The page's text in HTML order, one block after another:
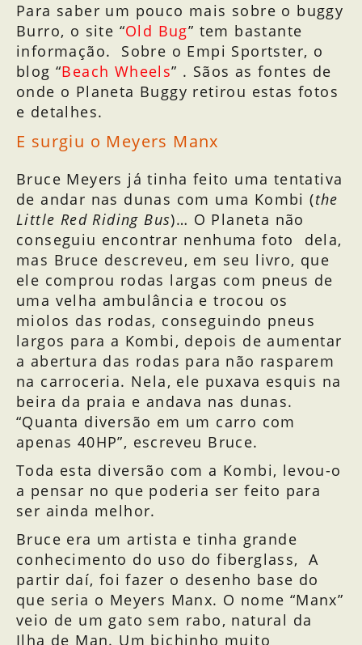
Para saber um pouco mais sobre o buggy
Burro, o site “Old Bug” tem bastante
informação. Sobre o Empi Sportster, o
blog “Beach Wheels” . Sãos as fontes de
onde o Planeta Buggy retirou estas fotos
e detalhes.
E surgiu o Meyers Manx
Bruce Meyers já tinha feito uma tentativa
de andar nas dunas com uma Kombi (the
Little Red Riding Bus)… O Planeta não
conseguiu encontrar nenhuma foto dela,
mas Bruce descreveu, em seu livro, que
ele comprou rodas largas com pneus de
uma velha ambulância e trocou os
miolos das rodas, conseguindo pneus
largos para a Kombi, depois de aumentar
a abertura das rodas para não rasparem
na carroceria. Nela, ele puxava esquis na
beira da praia e andava nas dunas.
“Quanta diversão em um carro com
apenas 40HP”, escreveu Bruce.
Toda esta diversão com a Kombi, levou-o
a pensar no que poderia ser feito para
ser ainda melhor.
Bruce era um artista e tinha grande
conhecimento do uso do fiberglass, A
partir daí, foi fazer o desenho base do
que seria o Meyers Manx. O nome “Manx”
veio de um gato sem rabo, natural da
Ilha de Man. Um bichinho muito